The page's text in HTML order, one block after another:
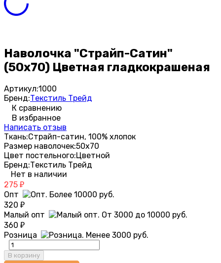
Наволочка "Страйп-Сатин"
(50х70) Цветная гладкокрашеная
Артикул:1000
Бренд:Текстиль Трейд
К сравнению
В избранное
Написать отзыв
Ткань:Страйп-сатин, 100% хлопок
Размер наволочек:50х70
Цвет постельного:Цветной
Бренд:Текстиль Трейд
Нет в наличии
275 ₽
Опт
320 ₽
Малый опт
360 ₽
Розница
В корзину